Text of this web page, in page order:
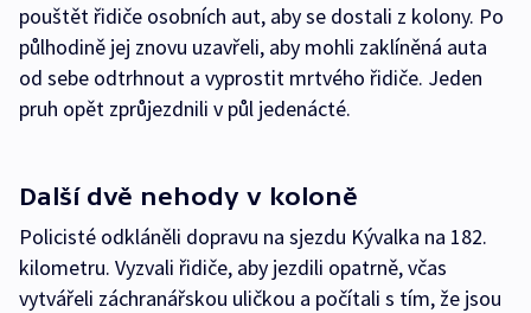
pouštět řidiče osobních aut, aby se dostali z kolony. Po
půlhodině jej znovu uzavřeli, aby mohli zaklíněná auta
od sebe odtrhnout a vyprostit mrtvého řidiče. Jeden
pruh opět zprůjezdnili v půl jedenácté.
Další dvě nehody v koloně
Policisté odkláněli dopravu na sjezdu Kývalka na 182.
kilometru. Vyzvali řidiče, aby jezdili opatrně, včas
vytvářeli záchranářskou uličkou a počítali s tím, že jsou